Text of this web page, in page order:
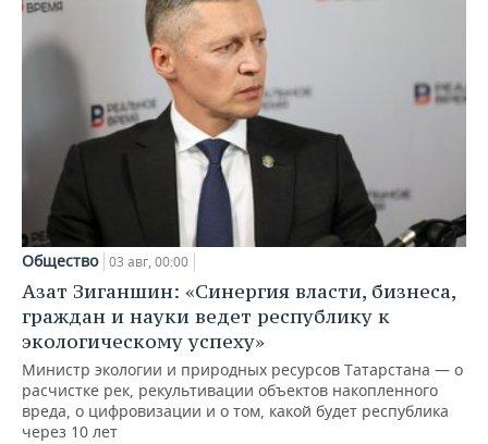
Общество 03 авг, 00:00
Азат Зиганшин: «Синергия власти, бизнеса,
граждан и науки ведет республику к
экологическому успеху»
Министр экологии и природных ресурсов Татарстана — о
расчистке рек, рекультивации объектов накопленного
вреда, о цифровизации и о том, какой будет республика
через 10 лет